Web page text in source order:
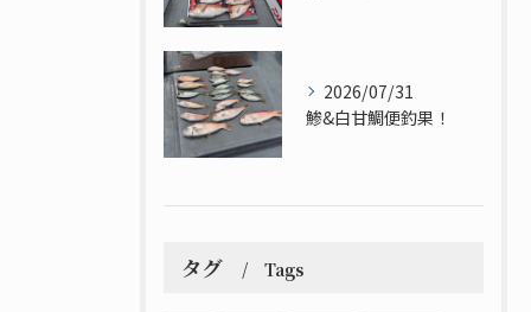
2026/07/31
鯵&白甘鯛便釣果！
タグ Tags